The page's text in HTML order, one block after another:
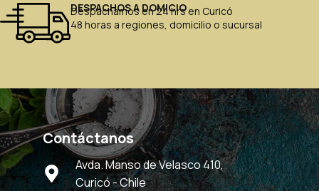
DESPACHOS A DOMICIO
Despachamos en 24 hrs en Curicó
48 horas a regiones, domicilio o sucursal
Contáctanos
Avda. Manso de Velasco 410,
Curicó - Chile